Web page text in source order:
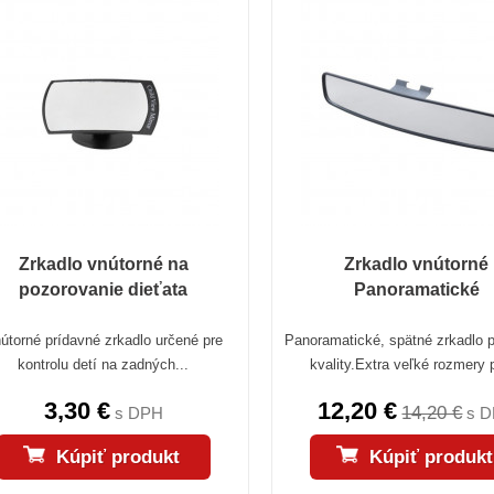
Zrkadlo vnútorné na
pozorovanie dieťata
prídavné zrkadlo určené pre
kontrolu detí na zadných...
3,30 €s DPH
Kúpiť produkt
Zrkadlo vnútorné
Panoramatické
Panoramatické, spätné zrkadlo
kvality.Extra veľké rozmery
12,20 € 14,20 €s
Kúpiť produkt